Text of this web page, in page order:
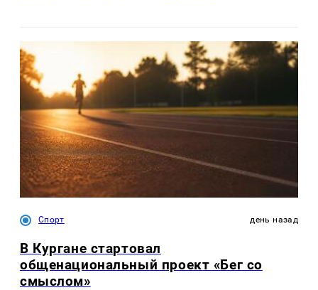
Спорт день назад
В Кургане стартовал
общенациональный проект «Бег со
смыслом»